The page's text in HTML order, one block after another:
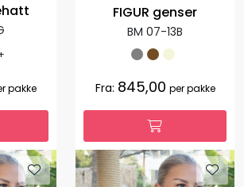
pakke
FIGUR genser
BM 07-13B
Fra: 845,00 per pakke